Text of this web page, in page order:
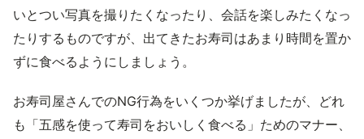
いとつい写真を撮りたくなったり、会話を楽しみたくなっ
たりするものですが、出てきたお寿司はあまり時間を置か
ずに食べるようにしましょう。
お寿司屋さんでのNG行為をいくつか挙げましたが、どれ
も「五感を使って寿司をおいしく食べる」ためのマナー、